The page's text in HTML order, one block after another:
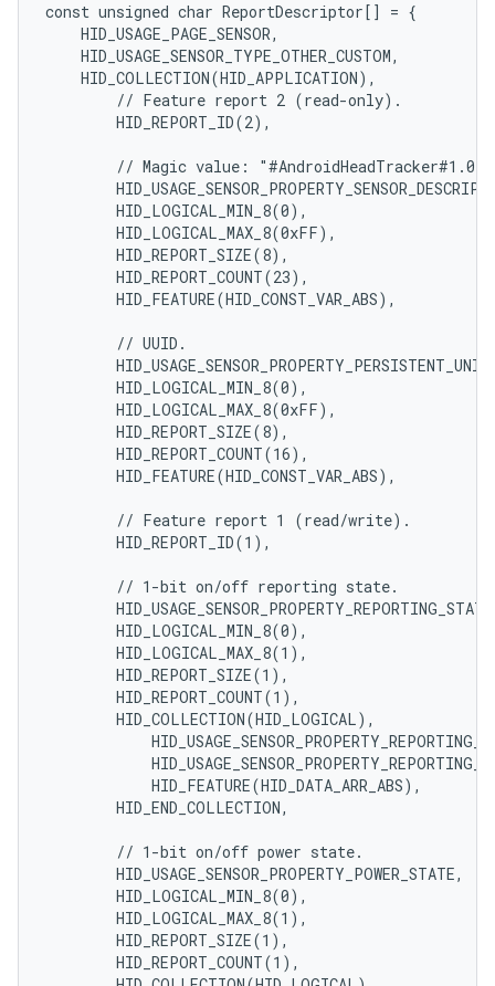
const unsigned char ReportDescriptor[] = {
    HID_USAGE_PAGE_SENSOR,
    HID_USAGE_SENSOR_TYPE_OTHER_CUSTOM,
    HID_COLLECTION(HID_APPLICATION),
        // Feature report 2 (read-only).
        HID_REPORT_ID(2),
        // Magic value: "#AndroidHeadTracker#1.0"
        HID_LOGICAL_MIN_8(0),
        HID_LOGICAL_MAX_8(0xFF),
        HID_REPORT_SIZE(8),
        HID_REPORT_COUNT(23),
        HID_FEATURE(HID_CONST_VAR_ABS),
        // UUID.
        HID_LOGICAL_MIN_8(0),
        HID_LOGICAL_MAX_8(0xFF),
        HID_REPORT_SIZE(8),
        HID_REPORT_COUNT(16),
        HID_FEATURE(HID_CONST_VAR_ABS),
        // Feature report 1 (read/write).
        HID_REPORT_ID(1),
        // 1-bit on/off reporting state.
        HID_LOGICAL_MIN_8(0),
        HID_LOGICAL_MAX_8(1),
        HID_REPORT_SIZE(1),
        HID_REPORT_COUNT(1),
        HID_COLLECTION(HID_LOGICAL),
            HID_FEATURE(HID_DATA_ARR_ABS),
        HID_END_COLLECTION,
        // 1-bit on/off power state.
        HID_USAGE_SENSOR_PROPERTY_POWER_STATE,
        HID_LOGICAL_MIN_8(0),
        HID_LOGICAL_MAX_8(1),
        HID_REPORT_SIZE(1),
        HID_REPORT_COUNT(1),